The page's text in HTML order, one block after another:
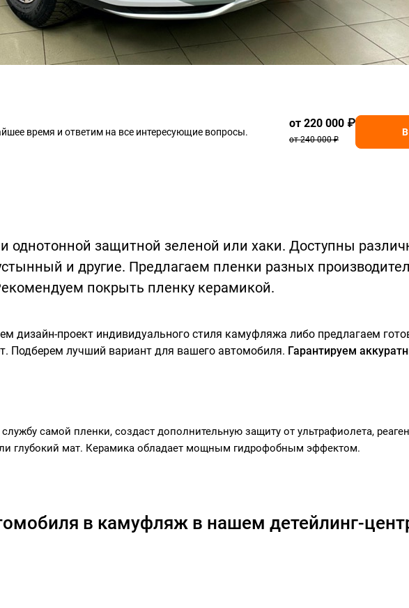
время и ответим на все интересующие вопросы.
от 220 000 ₽
от 240 000 ₽
однотонной защитной зеленой или хаки. Доступны
и другие. Предлагаем пленки разных
покрыть пленку керамикой.
дизайн-проект индивидуального стиля камуфляжа либо предлагаем
Подберем лучший вариант для вашего автомобиля. Гарантируем
самой пленки, создаст дополнительную защиту от ультрафиолета,
глубокий мат. Керамика обладает мощным гидрофобным эффектом.
в камуфляж в нашем детейлинг-